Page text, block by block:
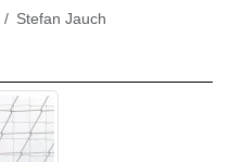
Stefan Jauch